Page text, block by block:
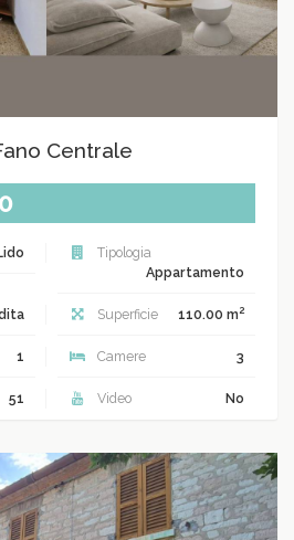
Centrale
Tipologia
Appartamento
Superficie 110.00 m2
1 Camere 3
51 Video No